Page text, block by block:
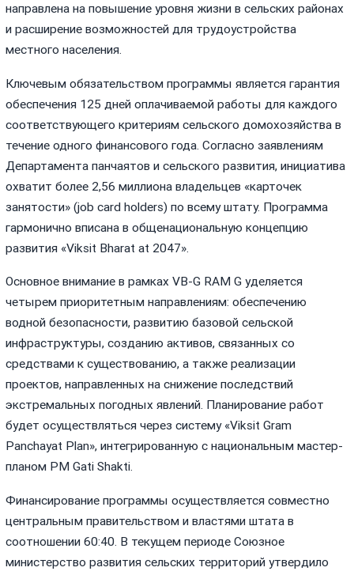
направлена на повышение уровня жизни в сельских районах
и расширение возможностей для трудоустройства
местного населения.
Ключевым обязательством программы является гарантия
обеспечения 125 дней оплачиваемой работы для каждого
соответствующего критериям сельского домохозяйства в
течение одного финансового года. Согласно заявлениям
Департамента панчаятов и сельского развития, инициатива
охватит более 2,56 миллиона владельцев «карточек
занятости» (job card holders) по всему штату. Программа
гармонично вписана в общенациональную концепцию
развития «Viksit Bharat at 2047».
Основное внимание в рамках VB-G RAM G уделяется
четырем приоритетным направлениям: обеспечению
водной безопасности, развитию базовой сельской
инфраструктуры, созданию активов, связанных со
средствами к существованию, а также реализации
проектов, направленных на снижение последствий
экстремальных погодных явлений. Планирование работ
будет осуществляться через систему «Viksit Gram
Panchayat Plan», интегрированную с национальным мастер-
планом PM Gati Shakti.
Финансирование программы осуществляется совместно
центральным правительством и властями штата в
соотношении 60:40. В текущем периоде Союзное
министерство развития сельских территорий утвердило